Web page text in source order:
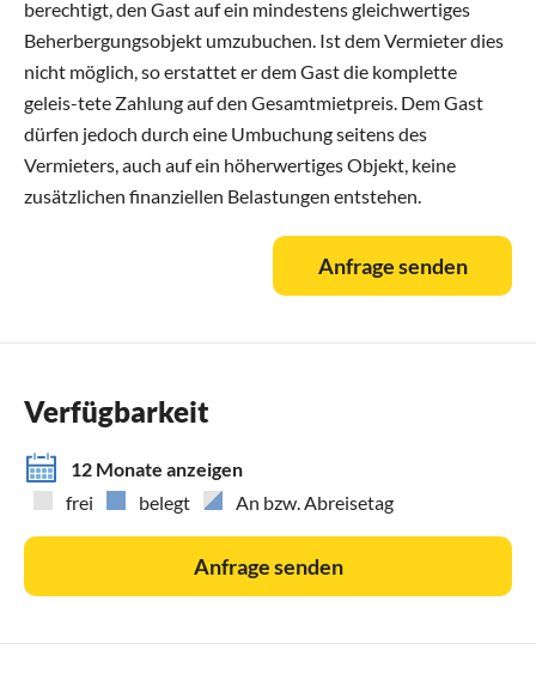
berechtigt, den Gast auf ein mindestens gleichwertiges
Beherbergungsobjekt umzubuchen. Ist dem Vermieter dies
nicht möglich, so erstattet er dem Gast die komplette
geleis-tete Zahlung auf den Gesamtmietpreis. Dem Gast
dürfen jedoch durch eine Umbuchung seitens des
Vermieters, auch auf ein höherwertiges Objekt, keine
zusätzlichen finanziellen Belastungen entstehen.
Anfrage senden
Verfügbarkeit
12 Monate anzeigen
frei
belegt An bzw. Abreisetag
Anfrage senden